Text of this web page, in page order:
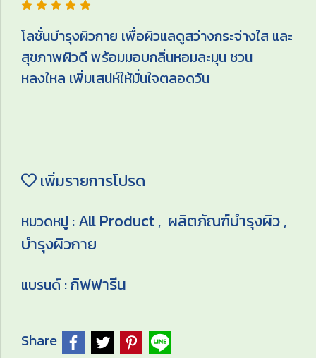
โลชั่นบำรุงผิวกาย เพื่อผิวแลดูสว่างกระจ่างใส และ
สุขภาพผิวดี พร้อมมอบกลิ่นหอมละมุน ชวน
หลงใหล เพิ่มเสน่ห์ให้มั่นใจตลอดวัน
เพิ่มรายการโปรด
หมวดหมู่ : All Product , ผลิตภัณฑ์บำรุงผิว ,
บำรุงผิวกาย
แบรนด์ :กิฟฟารีน
Share